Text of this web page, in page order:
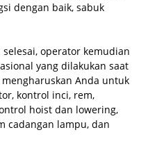
dengan baik, sabuk
operator kemudian
yang dilakukan saat
Anda untuk
kontrol inci, rem,
hoist dan lowering,
cadangan lampu, dan